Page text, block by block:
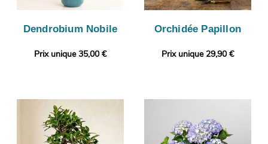
Dendrobium Nobile
Prix unique 35,00 €
Orchidée Papillon
Prix unique 29,90 €